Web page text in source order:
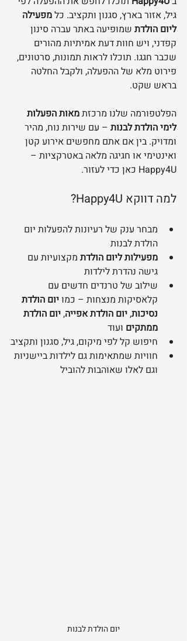
גיל, אזור בארץ, סגנון ותקציב. כל מפעילה
ליום הולדת שמופיעה באתר עברה סינון
קפדני, ויש חוות דעת אמיתיות מהורים
שכבר חגגו. תוכלו לראות תמונות, סרטונים,
פירוט מלא של ההפעלה, ולקבל החלטה
בראש שקט.
הפלטפורמה שלנו מרכזת מאות הפעלות
לימי הולדת לבנות – עם שירות נוח, מהיר
ומדויק. בין אם אתם מחפשים אירוע קטן
ואינטימי או חגיגה מלאה באטרקציות –
Happy4U כאן כדי לעזור.
למה דווקא Happy4U?
מבחר ענק של רעיונות להפעלות יום
הולדת לבנות
מפעילות ליום הולדת מקצועיות עם
גישה נהדרת לילדות
שילוב של טרנדים חדשים עם
קלאסיקות מנצחות – כמו יום הולדת
נסיכות, יום הולדת אפייה, יום הולדת
ממתקים ועוד
חיפוש קל לפי מיקום, גיל, סגנון ותקציב
חוויות שמתאימות גם לילדות ביישניות
וגם לאלו שאוהבות להוביל
יום הולדת לבנות